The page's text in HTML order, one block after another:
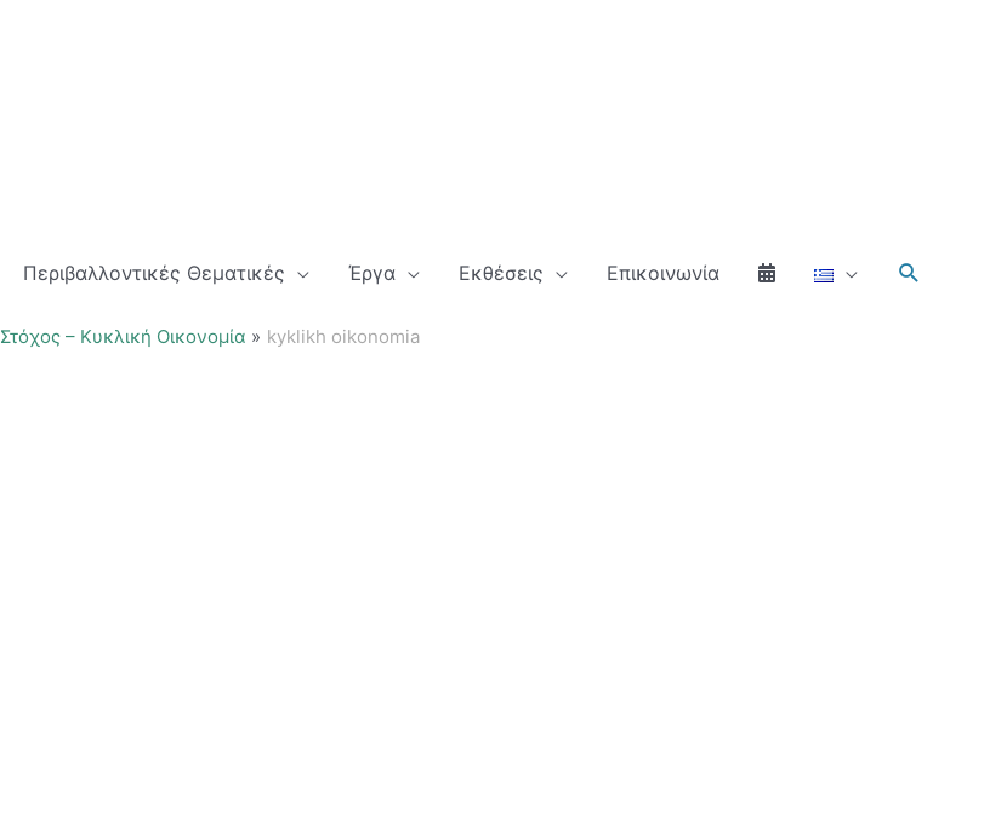
Περιβαλλοντικές Θεματικές Έργα Εκθέσεις Επικοινωνία
Στόχος – Κυκλική Οικονομία kyklikh oikonomia